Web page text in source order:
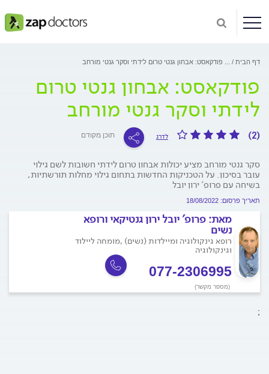
דף הבית פודקאסט: אבחון גנטי טרום לידתי וסקר גנטי מורחב
פודקאסט: אבחון גנטי טרום
לידתי וסקר גנטי מורחב
(2) לדרג תוכן מקודם
סקר גנטי מורחב מציע יכולות אבחון טרום לידתי חשובות לשם גילוי
עובר בסיכון. על הטכניקות החדשות בתחום גילוי מחלות תורשתיות,
בשיחה עם פרופ' ירון יובל
תאריך פרסום: 18/08/2022
מאת: פרופ' יובל ירון גנטיקאי ורופא
נשים
רופא גינקולוגיה ומיילדות (נשים) ,מומחה ליילוד
וגינקולוגיה
077-2306995
(מספר מקשר)
;